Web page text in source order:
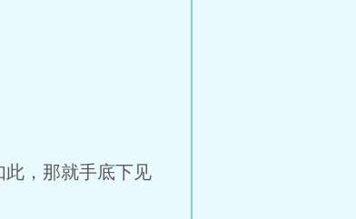
，那就手底下见